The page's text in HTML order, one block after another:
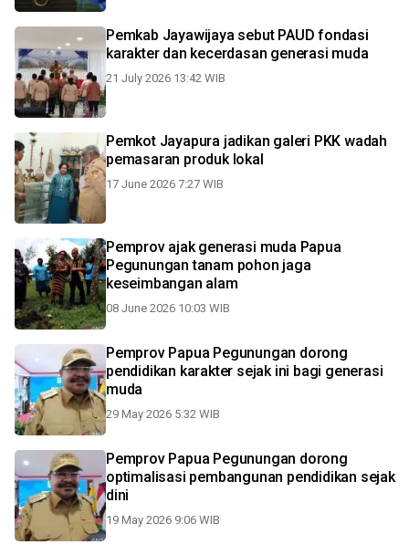
Pemkab Jayawijaya sebut PAUD fondasi
karakter dan kecerdasan generasi muda
21 July 2026 13:42 WIB
Pemkot Jayapura jadikan galeri PKK wadah
pemasaran produk lokal
17 June 2026 7:27 WIB
Pemprov ajak generasi muda Papua
Pegunungan tanam pohon jaga
keseimbangan alam
08 June 2026 10:03 WIB
Pemprov Papua Pegunungan dorong
pendidikan karakter sejak ini bagi generasi
muda
29 May 2026 5:32 WIB
Pemprov Papua Pegunungan dorong
optimalisasi pembangunan pendidikan sejak
dini
19 May 2026 9:06 WIB